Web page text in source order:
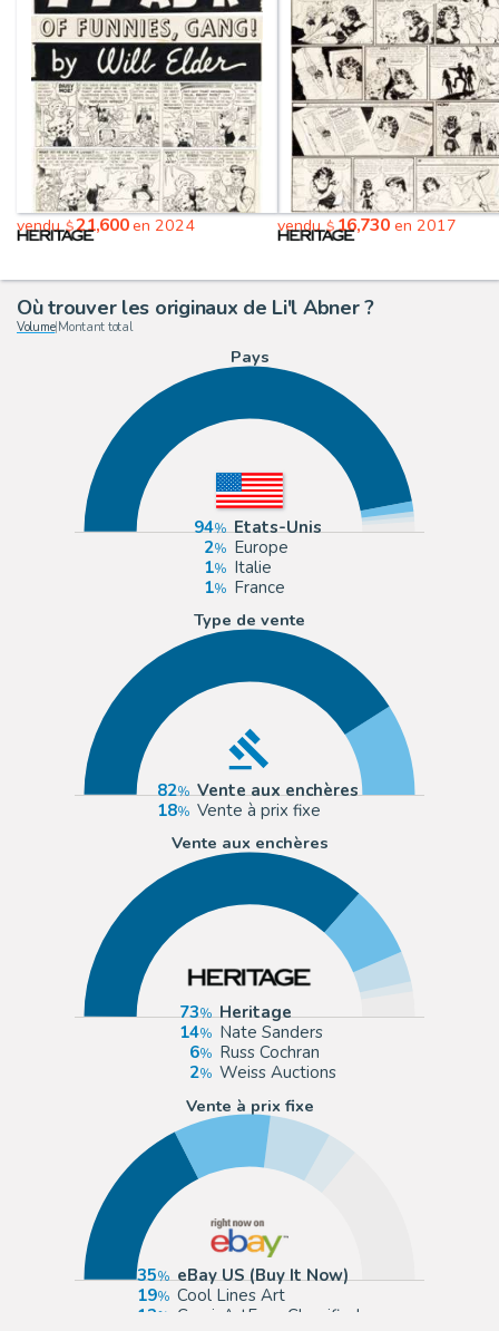
vendu$21,600en 2024 vendu$16,730en 2017
Où trouver les originaux de Li'l Abner ?
Volume| Montant total
Pays
94
Etats-Unis
2
Europe
1
Italie
1
France
Type de vente
82
Vente aux enchères
18
Vente à prix fixe
Vente aux enchères
73
Heritage
14
Nate Sanders
6
Russ Cochran
2
Weiss Auctions
Vente à prix fixe
35
eBay US (Buy It Now)
19
Cool Lines Art
12
ComicArtFans Classifieds